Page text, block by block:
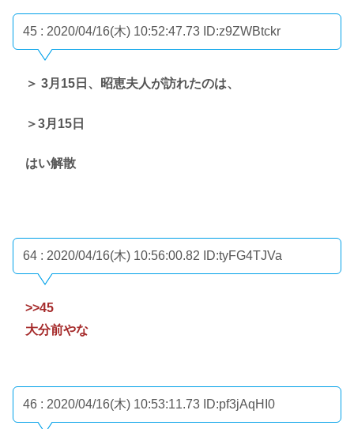
45 : 2020/04/16(木) 10:52:47.73 ID:z9ZWBtckr
＞ 3月15日、昭恵夫人が訪れたのは、
＞3月15日
はい解散
64 : 2020/04/16(木) 10:56:00.82 ID:tyFG4TJVa
>>45
大分前やな
46 : 2020/04/16(木) 10:53:11.73 ID:pf3jAqHI0